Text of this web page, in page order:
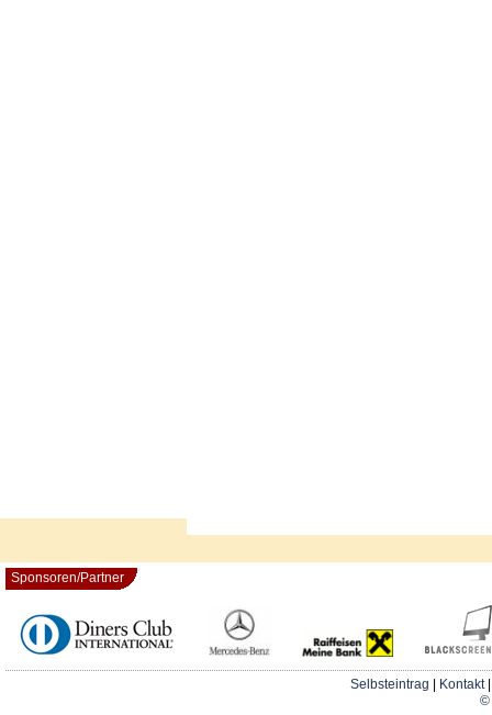
Sponsoren/Partner
Selbsteintrag Kontakt
©